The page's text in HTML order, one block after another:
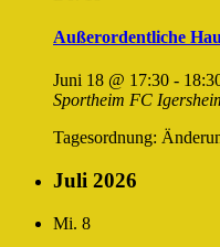
Außerordentliche
Juni 18 @ 17:30 -
Sportheim FC
Tagesordnung:
Juli 2026
Mi. 8